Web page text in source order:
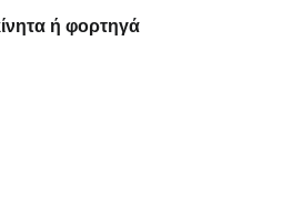
ή φορτηγά